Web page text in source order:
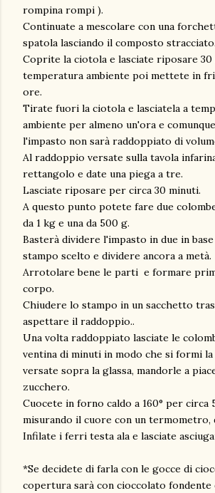
rompina rompi ).
Continuate a mescolare con una
spatola lasciando il composto stracciato.
Coprite la ciotola e lasciate riposare 30
temperatura ambiente poi mettete in
ore.
Tirate fuori la ciotola e lasciatela a
ambiente per almeno un'ora e
l'impasto non sarà raddoppiato di
Al raddoppio versate sulla tavola
rettangolo e date una piega a tre.
Lasciate riposare per circa 30 minuti.
A questo punto potete fare due
da 1 kg e una da 500 g.
Basterà dividere l'impasto in due in
stampo scelto e dividere ancora a metà.
Arrotolare bene le parti e formare
corpo.
Chiudere lo stampo in un sacchetto
aspettare il raddoppio..
Una volta raddoppiato lasciate le
ventina di minuti in modo che si formi
versate sopra la glassa, mandorle a
zucchero.
Cuocete in forno caldo a 160° per circa
misurando il cuore con un termometro,
Infilate i ferri testa ala e lasciate
*Se decidete di farla con le gocce di
copertura sarà con cioccolato fondente